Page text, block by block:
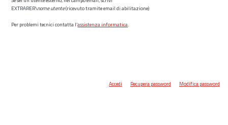
EXTRARER\nome utente(ricevuto tramite email di abilitazione)
Per problemi tecnici contatta l’assistenza informatica.
Accedi Recupera password Modifica password